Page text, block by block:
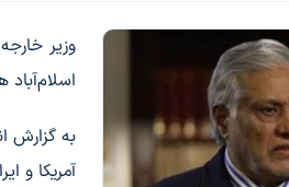
وزیر
به گزارش
آمریکا و